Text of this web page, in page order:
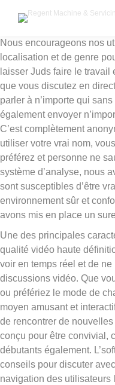
Nous encourageons nos
localisation et de genre
laisser Juds faire le
que vous discutez en
parler à n’importe qui
également envoyer
C’est complètement
utiliser votre vrai nom,
préférez et personne ne
système d’analyse, nous
sont susceptibles d’être
environnement sûr et
avons mis en place un
Une des principales
qualité vidéo haute
voir en temps réel et de
discussions vidéo. Que
ou préfériez le mode de
moyen amusant et
de rencontrer de
conçu pour être convivial,
débutants également.
conseils pour discuter
navigation des utilisateurs